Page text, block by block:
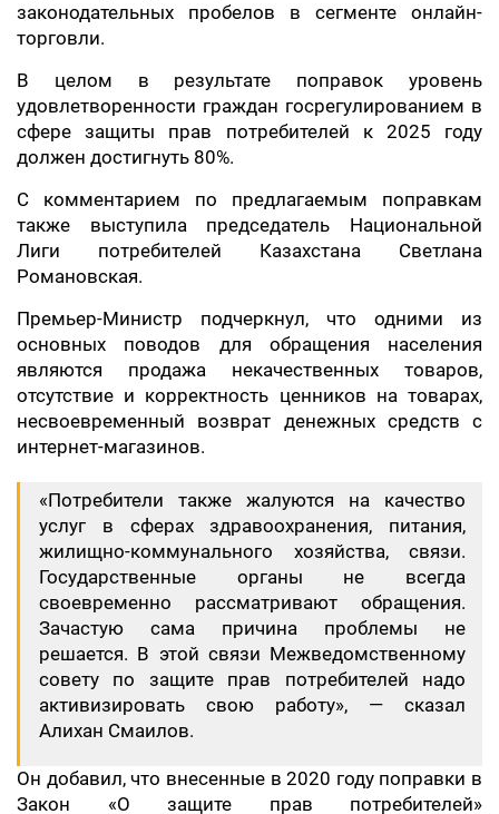
законодательных пробелов в сегменте онлайн-
торговли.
В целом в результате поправок уровень
удовлетворенности граждан госрегулированием в
сфере защиты прав потребителей к 2025 году
должен достигнуть 80%.
С комментарием по предлагаемым поправкам
также выступила председатель Национальной
Лиги потребителей Казахстана Светлана
Романовская.
Премьер-Министр подчеркнул, что одними из
основных поводов для обращения населения
являются продажа некачественных товаров,
отсутствие и корректность ценников на товарах,
несвоевременный возврат денежных средств с
интернет-магазинов.
«Потребители также жалуются на качество
услуг в сферах здравоохранения, питания,
жилищно-коммунального хозяйства, связи.
Государственные органы не всегда
своевременно рассматривают обращения.
Зачастую сама причина проблемы не
решается. В этой связи Межведомственному
совету по защите прав потребителей надо
активизировать свою работу», — сказал
Алихан Смаилов.
Он добавил, что внесенные в 2020 году поправки в
Закон «О защите прав потребителей»